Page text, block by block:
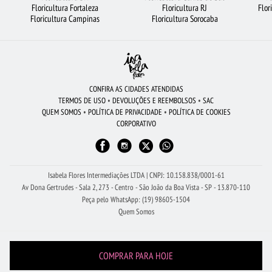
FLORICULTURA JUNDIAÍ FLORICULTURA BRASÍLIA
FLORES VERMELHAS
FLORICULTURA JOÃO PESSOA
BUQUÊ DE ROSAS VERMELHAS FLORICULTURA GUARULHOS
FLORICULTURA BARUERI
ARRANJO DE FLORES FLORICULTURA SÃO BERNARDO DO CAMPO
Floricultura Fortaleza
Floricultura Campinas
Floricultura RJ
Floricultura Sorocaba
CONFIRA AS CIDADES ATENDIDAS
TERMOS DE USO • DEVOLUÇÕES E REEMBOLSOS • SAC
QUEM SOMOS • POLÍTICA DE PRIVACIDADE • POLÍTICA DE COOKIES
CORPORATIVO
Isabela Flores Intermediações LTDA | CNPJ: 10.158.838/0001-61
Av Dona Gertrudes - Sala 2, 273 - Centro - São João da Boa Vista - SP - 13.870-110
Peça pelo WhatsApp: (19) 98605-1504
Quem Somos
COMPRAR PARA HOJE